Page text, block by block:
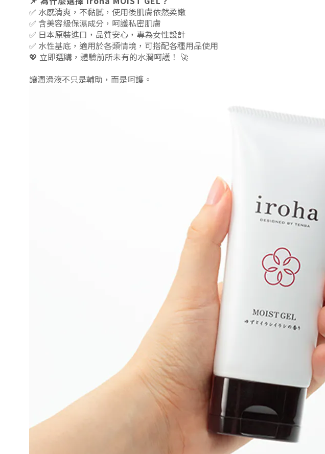
✅ 水感清爽，不黏膩，使用後肌膚依然柔嫩
✅ 含美容級保濕成分，呵護私密肌膚
✅ 日本原裝進口，品質安心，專為女性設計
✅ 水性基底，適用於各類情境，可搭配各種用品使用
💖 立即選購，體驗前所未有的水潤呵護！ 🚀
讓潤滑液不只是輔助，而是呵護。